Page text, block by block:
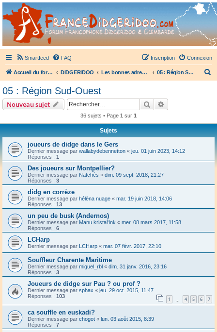
France Didgeridoo
Didgeridoo et Guimbarde sur France Didgeridoo - retrouvez la communauté.
Smartfeed FAQ Connexion
Inscription
Accueil du forum DIDGERIDOO Les bonnes adresses du didgeridoo 05 : Région Sud-Ouest
05 : Région Sud-Ouest
Nouveau sujet Rechercher
36 sujets • Page 1 sur 1
Sujets
joueurs de didge dans le Gers
Dernier message par wallabydebennetton « jeu. 01 juin 2023, 14:12
Réponses : 1
Des joueurs sur Montpellier?
Dernier message par Natchès « dim. 09 sept. 2018, 21:27
Réponses : 3
didg en corrèze
Dernier message par hélèna nuage « mar. 19 juin 2018, 14:06
Réponses : 13
un peu de busk (Andernos)
Dernier message par Manu kristal'Ink « mer. 08 mars 2017, 11:58
Réponses : 6
LCHarp
Dernier message par LCHarp « mar. 07 févr. 2017, 22:10
Souffleur Charente Maritime
Dernier message par miguel_rbl « dim. 31 janv. 2016, 23:16
Réponses : 3
Joueurs de didge sur Pau ? ou prof ?
Dernier message par sphax « jeu. 29 oct. 2015, 11:47
Réponses : 103 1 4 5 6 7
ca souffle en euskadi?
Dernier message par chogot « lun. 03 août 2015, 8:39
Réponses : 7